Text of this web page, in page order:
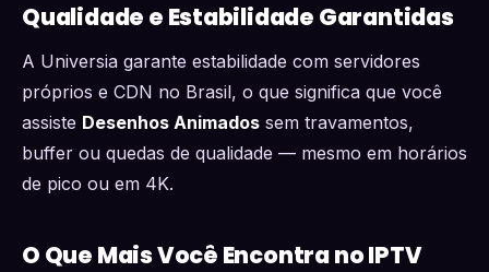
Qualidade e Estabilidade Garantidas
A Universia garante estabilidade com servidores
próprios e CDN no Brasil, o que significa que você
assiste Desenhos Animados sem travamentos,
buffer ou quedas de qualidade — mesmo em horários
de pico ou em 4K.
O Que Mais Você Encontra no IPTV